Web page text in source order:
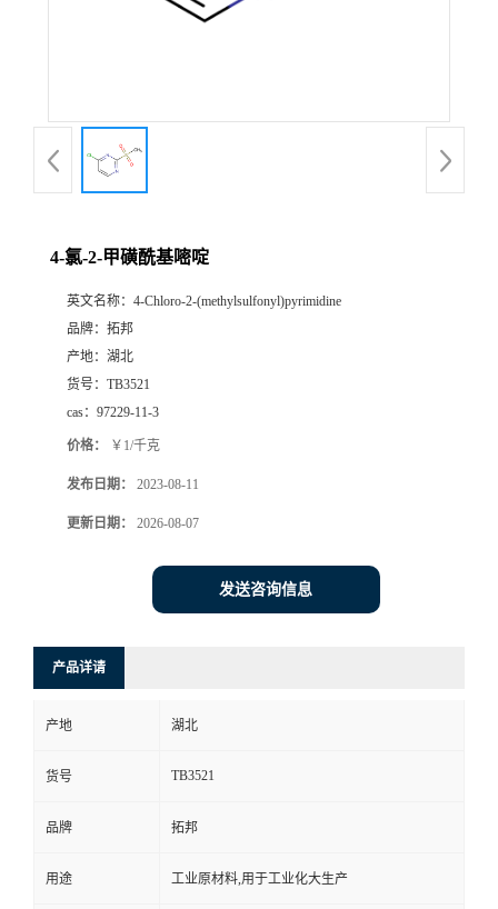
4-氯-2-甲磺酰基嘧啶
英文名称： 4-Chloro-2-(methylsulfonyl)pyrimidine
品牌： 拓邦
产地： 湖北
货号： TB3521
cas： 97229-11-3
价格： ￥1/千克
发布日期： 2023-08-11
更新日期： 2026-08-07
发送咨询信息
产品详请
产地 湖北
货号 TB3521
品牌 拓邦
用途 工业原材料,用于工业化大生产